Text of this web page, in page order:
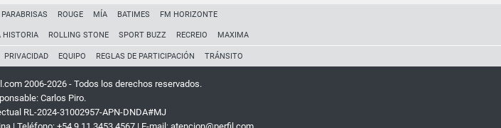
PARABRISAS ROUGE MÍA BATIMES FM HORIZONTE
HISTORIA ROLLING STONE SPORT BUZZ RECREIO MAXIMA
PRIVACIDAD EQUIPO REGLAS DE PARTICIPACIÓN TRÁNSITO
2006-2026 - Todos los derechos reservados.
Carlos Piro.
RL-2024-31002957-APN-DNDA#MJ